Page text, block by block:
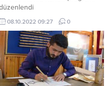
08.10.2022 09:27 0